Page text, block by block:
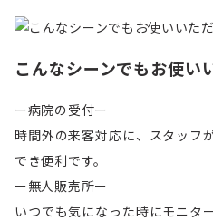
こんなシーンでもお使い
ー病院の受付ー
時間外の来客対応に、スタッフ
でき便利です。
ー無人販売所ー
いつでも気になった時にモニタ